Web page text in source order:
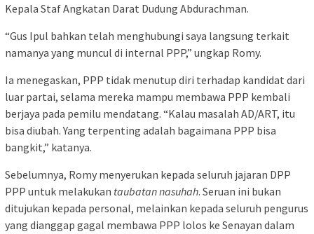
Kepala Staf Angkatan Darat Dudung Abdurachman.
“Gus Ipul bahkan telah menghubungi saya langsung terkait
namanya yang muncul di internal PPP,” ungkap Romy.
Ia menegaskan, PPP tidak menutup diri terhadap kandidat dari
luar partai, selama mereka mampu membawa PPP kembali
berjaya pada pemilu mendatang. “Kalau masalah AD/ART, itu
bisa diubah. Yang terpenting adalah bagaimana PPP bisa
bangkit,” katanya.
Sebelumnya, Romy menyerukan kepada seluruh jajaran DPP
PPP untuk melakukan taubatan nasuhah. Seruan ini bukan
ditujukan kepada personal, melainkan kepada seluruh pengurus
yang dianggap gagal membawa PPP lolos ke Senayan dalam